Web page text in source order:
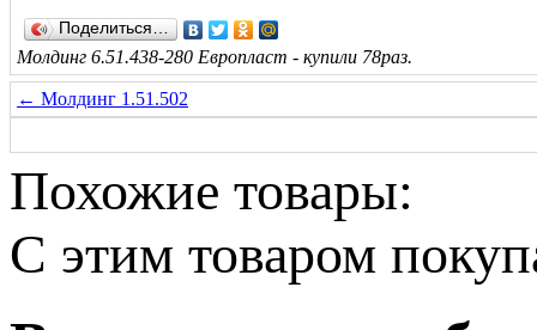
Поделиться…
Молдинг 6.51.438-280 Европласт - купили 78раз.
← Молдинг 1.51.502
Похожие товары:
C этим товаром